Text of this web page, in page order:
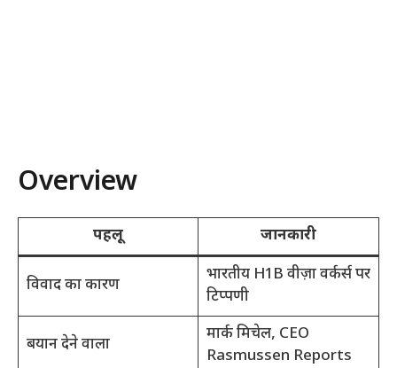
Overview
पहलू जानकारी
विवाद का कारण
भारतीय H1B वीज़ा वर्कर्स पर
टिप्पणी
बयान देने वाला
मार्क मिचेल, CEO
Rasmussen Reports